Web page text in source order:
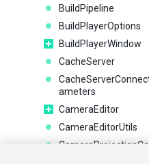
BuildPipeline
BuildPlayerOptions
BuildPlayerWindow
CacheServer
ameters
CameraEditor
CameraEditorUtils